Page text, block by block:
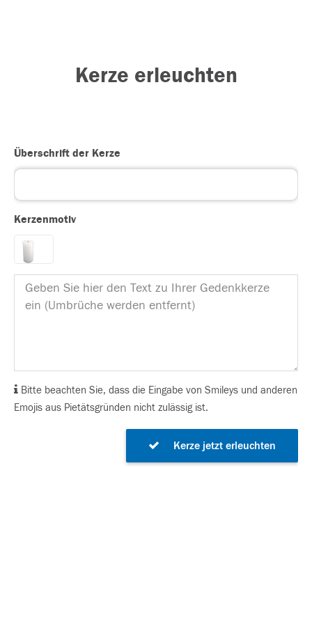
Kerze erleuchten
Überschrift der Kerze
Kerzenmotiv
Bitte beachten Sie, dass die Eingabe von Smileys und anderen
Emojis aus Pietätsgründen nicht zulässig ist.
Kerze jetzt erleuchten